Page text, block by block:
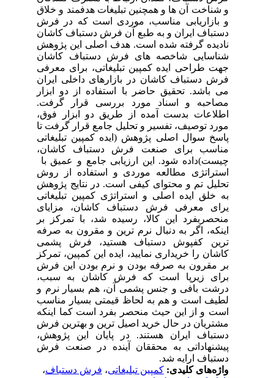
و شناخت آن ها و همچنین تبلیغات هدفمند و خلاق
و بازاریابی مناسب، موردی است که در فرش
دستباف ایران و به طبع آن فرش دستباف کاشان
نادیده گرفته شده است. هدف اصلی این پژوهش
شناسایی شاخصه های فرش دستباف کاشان
جهت طراحی ایده کمپین تبلیغاتی، برای معرفی
فرش دستباف کاشان در بازارهای داخلی ایران
می باشد. تحقیق حاضر با استفاده از دو ابزار
مصاحبه و اسناد مورد بررسی قرار گرفت.
اطلاعات بدست آمده از طریق دو ابزار فوق،
مورد توصیف، تفسیر و تحلیل جامع قرار گرفت تا
پاسخ سوال اصلی پژوهش (ایده کمپین تبلیغاتی
مناسب برای صنعت فرش دستباف کاشان،
چیست)داده شود. این ارزیابی جامع و عمیق با
استراتژی مطالعه موردی و استفاده از روش
تحلیل تم و محتوای کیفی است. در نتایج پژوهش
به خلق ایده اصلی و استراتژی کمپین تبلیغاتی
یرای معرفی فرش دستباف کاشان، مزایای
منحصربفرد این کالا، رسیده شد، با تمرکز بر
اینکه، اگر به دنبال نرم ترین و مقرون به صرفه
ترین کفپوش دستباف هستید، فرش پشمی
کاشان را خریداری نمایید، ایده این کمپین، تمرکز
بر مقرون به صرفه بودن و نرم بودن این فرش
برای زیرپا است که فرش کاشان به سبب،
درشت بافی و جنس پشمی آن، هم بسیار نرم و
لطیف است و هم به لحاظ قیمتی بسیار مناسب
است و از این حیث منحصر بفرد است کما اینکه
مشتریان در حال خرید اصیل ترین و بهترین فرش
دستباف ایران هستند. در پایان این پژوهش،
پیشنهاداتی به محققان آینده در صنعت فرش
دستباف ارایه شد.
واژه‌های کلیدی:کمپین تبلیغاتی،فرش دستباف،